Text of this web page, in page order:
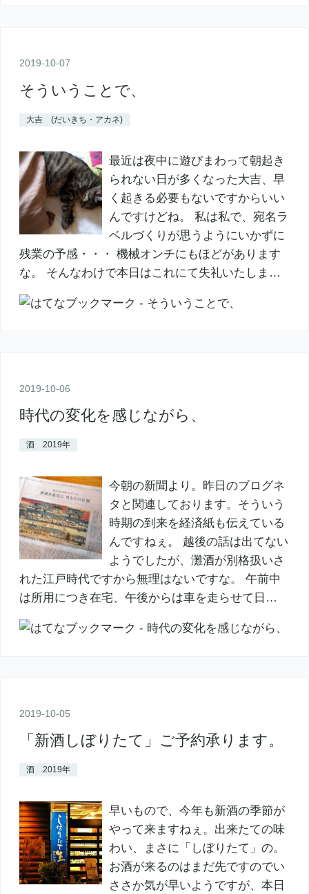
2019-10-07
そういうことで、
大吉 (だいきち・アカネ)
最近は夜中に遊びまわって朝起き
られない日が多くなった大吉、早
く起きる必要もないですからいい
んですけどね。 私は私で、宛名ラ
ベルづくりが思うようにいかずに
残業の予感・・・ 機械オンチにもほどがあります
な。 そんなわけで本日はこれにて失礼いたしま…
2019-10-06
時代の変化を感じながら、
酒 2019年
今朝の新聞より。昨日のブログネ
タと関連しております。そういう
時期の到来を経済紙も伝えている
んですねぇ。 越後の話は出てない
ようでしたが、灘酒が別格扱いさ
れた江戸時代ですから無理はないですな。 午前中
は所用につき在宅、午後からは車を走らせて日…
2019-10-05
「新酒しぼりたて」ご予約承ります。
酒 2019年
早いもので、今年も新酒の季節が
やって来ますねぇ。出来たての味
わい、まさに「しぼりたて」の。
お酒が来るのはまだ先ですのでい
ささか気が早いようですが、本日